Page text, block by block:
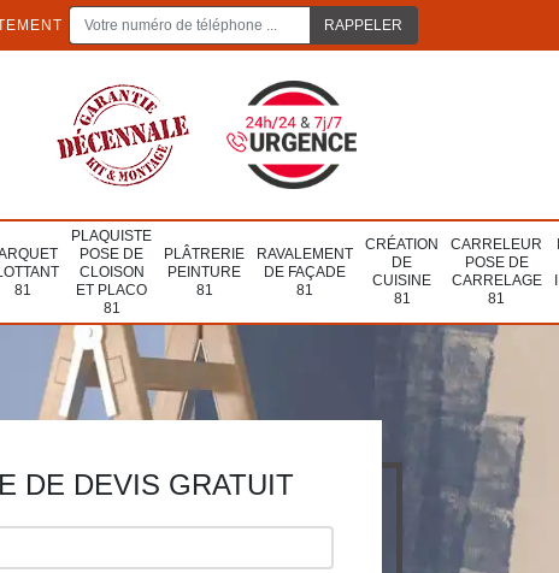
81
PLAQUISTE
POSE DE
CLOISON
ET PLACO
81
PLÂTRERIE
PEINTURE
81
RAVALEMENT
DE FAÇADE
81
CRÉATION
DE
CUISINE
81
CARRELEUR
POSE DE
CARRELAGE
81
DE DEVIS GRATUIT